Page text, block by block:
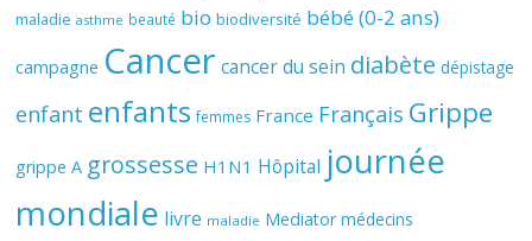
maladie asthme beauté bio biodiversité bébé (0-2 ans)
campagne Cancer cancer du sein diabète dépistage
enfant enfants femmes France Français Grippe
grippe A grossesse H1N1 Hôpital journée
mondiale livre maladie Mediator médecins